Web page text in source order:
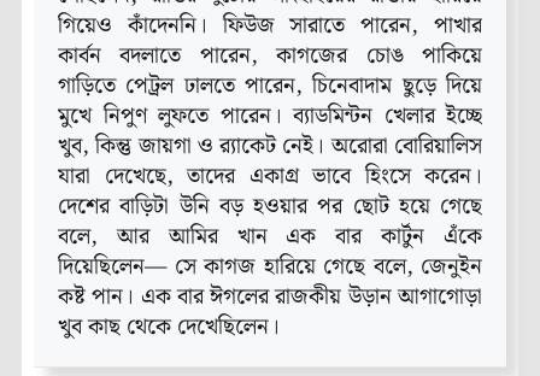
গিয়েও কাঁদেননি। ফিউজ সারাতে পারেন, পাখার
কার্বন বদলাতে পারেন, কাগজের চোঙ পাকিয়ে
গাড়িতে পেট্রল ঢালতে পারেন, চিনেবাদাম ছুড়ে দিয়ে
মুখে নিপুণ লুফতে পারেন। ব্যাডমিন্টন খেলার ইচ্ছে
খুব, কিন্তু জায়গা ও র‌্যাকেট নেই। অরোরা বোরিয়ালিস
যারা দেখেছে, তাদের একাগ্র ভাবে হিংসে করেন।
দেশের বাড়িটা উনি বড় হওয়ার পর ছোট হয়ে গেছে
বলে, আর আমির খান এক বার কার্টুন এঁকে
দিয়েছিলেন— সে কাগজ হারিয়ে গেছে বলে, জেনুইন
কষ্ট পান। এক বার ঈগলের রাজকীয় উড়ান আগাগোড়া
খুব কাছ থেকে দেখেছিলেন।